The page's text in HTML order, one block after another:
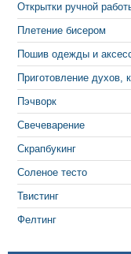
Открытки ручной
Плетение бисером
Пошив одежды и
Приготовление духов,
Пэчворк
Свечеварение
Скрапбукинг
Соленое тесто
Твистинг
Фелтинг